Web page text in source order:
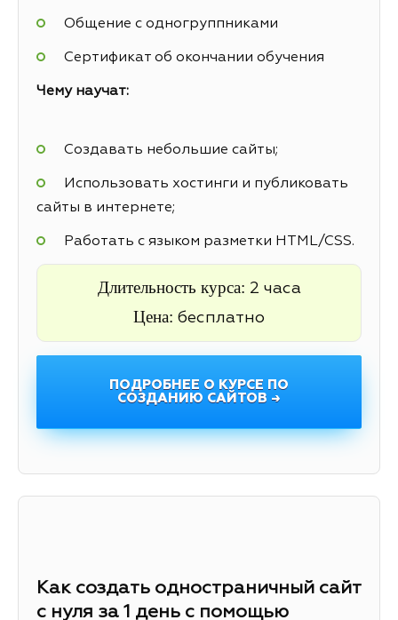
Общение с одногруппниками
Сертификат об окончании обучения
Чему научат:
Создавать небольшие сайты;
Использовать хостинги и публиковать
сайты в интернете;
Работать с языком разметки HTML/CSS.
Длительность курса: 2 часа
Цена: бесплатно
ПОДРОБНЕЕ О КУРСЕ ПО
СОЗДАНИЮ САЙТОВ →
Как создать одностраничный сайт
с нуля за 1 день с помощью